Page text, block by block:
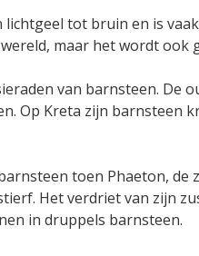
tot bruin en is
maar het wordt ook
van barnsteen. De
Op Kreta zijn barnsteen
toen Phaeton, de
Het verdriet van zijn
in druppels barnsteen.